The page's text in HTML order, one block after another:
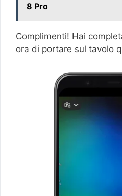
8 Pro
Complimenti! Hai
ora di portare sul tavolo